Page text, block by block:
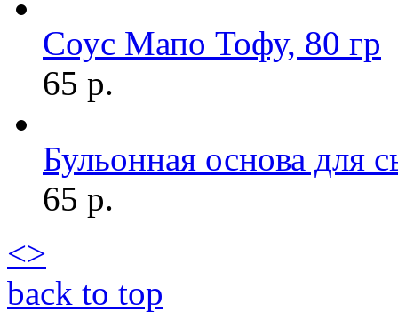
Соус Мапо Тофу, 80 гр
65 р.
Бульонная основа для
65 р.
<>
back to top